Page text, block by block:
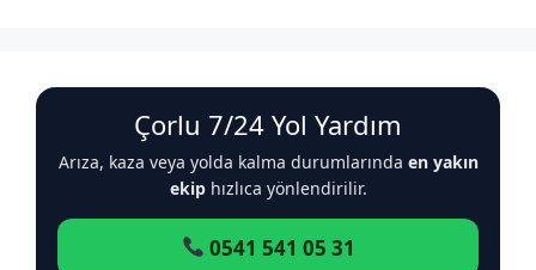
Çorlu 7/24 Yol Yardım
Arıza, kaza veya yolda kalma durumlarında en yakın
ekiphızlıca yönlendirilir.
0541 541 05 31